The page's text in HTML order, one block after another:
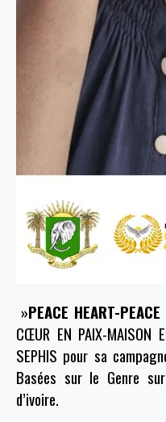
»PEACE HEART-PEACE
CŒUR EN PAIX-
SEPHIS pour sa
Basées sur le Genre
d’ivoire.